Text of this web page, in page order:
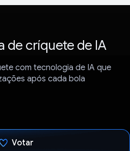
de críquete de IA
com tecnologia de IA que
após cada bola
Votar